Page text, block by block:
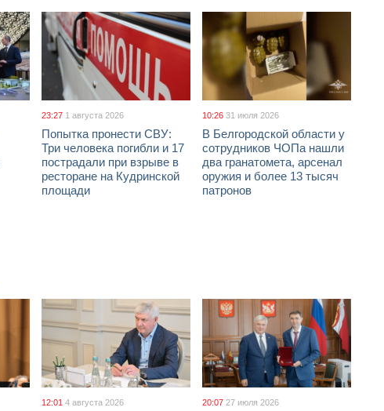
23:27 1 августа 2026
Попытка пронести СВУ:
Три человека погибли и 17
пострадали при взрыве в
ресторане на Кудринской
площади
10:26 31 июля 2026
В Белгородской области у
сотрудников ЧОПа нашли
два гранатомета, арсенал
оружия и более 13 тысяч
патронов
12:01 4 августа 2026 20:07 27 июля 2026